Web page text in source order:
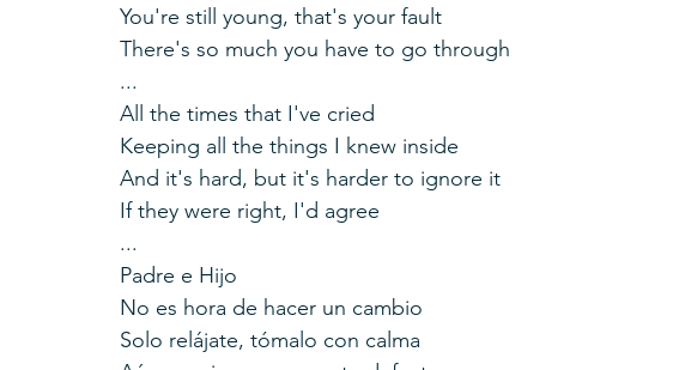
You're still young, that's your fault
There's so much you have to go through
...
All the times that I've cried
Keeping all the things I knew inside
And it's hard, but it's harder to ignore it
If they were right, I'd agree
...
Padre e Hijo
No es hora de hacer un cambio
Solo relájate, tómalo con calma